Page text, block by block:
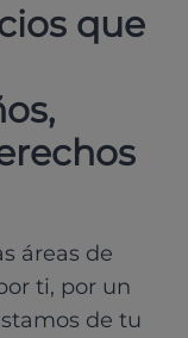
que
áreas de
ti, por un
de tu